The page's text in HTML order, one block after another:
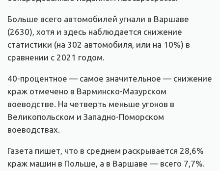
Больше всего автомобилей угнали в Варшаве
(2630), хотя и здесь наблюдается снижение
статистики (на 302 автомобиля, или на 10%) в
сравнении с 2021 годом.
40-процентное — самое значительное — снижение
краж отмечено в Варминско-Мазурском
воеводстве. На четверть меньше угонов в
Великопольском и Западно-Поморском
воеводствах.
Газета пишет, что в среднем раскрывается 28,6%
краж машин в Польше, а в Варшаве — всего 7,7%.